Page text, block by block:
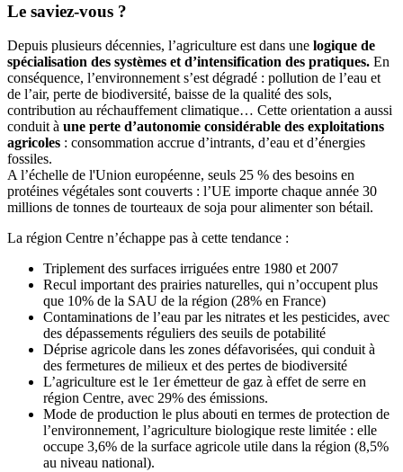
Le saviez-vous ?
Depuis plusieurs décennies, l’agriculture est dans une logique de
spécialisation des systèmes et d’intensification des pratiques. En
conséquence, l’environnement s’est dégradé : pollution de l’eau et
de l’air, perte de biodiversité, baisse de la qualité des sols,
contribution au réchauffement climatique… Cette orientation a aussi
conduit à une perte d’autonomie considérable des exploitations
agricoles : consommation accrue d’intrants, d’eau et d’énergies
fossiles.
A l’échelle de l'Union européenne, seuls 25 % des besoins en
protéines végétales sont couverts : l’UE importe chaque année 30
millions de tonnes de tourteaux de soja pour alimenter son bétail.
La région Centre n’échappe pas à cette tendance :
Triplement des surfaces irriguées entre 1980 et 2007
Recul important des prairies naturelles, qui n’occupent plus
que 10% de la SAU de la région (28% en France)
Contaminations de l’eau par les nitrates et les pesticides, avec
des dépassements réguliers des seuils de potabilité
Déprise agricole dans les zones défavorisées, qui conduit à
des fermetures de milieux et des pertes de biodiversité
L’agriculture est le 1er émetteur de gaz à effet de serre en
région Centre, avec 29% des émissions.
Mode de production le plus abouti en termes de protection de
l’environnement, l’agriculture biologique reste limitée : elle
occupe 3,6% de la surface agricole utile dans la région (8,5%
au niveau national).